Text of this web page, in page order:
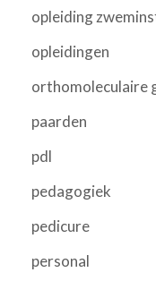
opleiding
opleidingen
orthomoleculaire
paarden
pdl
pedagogiek
pedicure
personal